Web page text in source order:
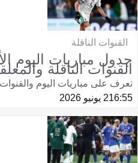
القنوات الناقلة
القنوات الناقلة
تعرف على مباريات اليوم
16:552 يونيو 2026